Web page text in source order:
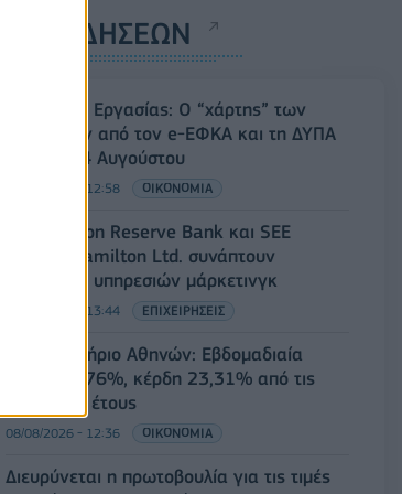
ΡΟΗ ΕΙΔΗΣΕΩΝ
Υπουργείο Εργασίας: Ο “χάρτης” των
πληρωμών από τον e-ΕΦΚΑ και τη ΔΥΠΑ
έως τις 14 Αυγούστου
08/08/2026 - 12:58 ΟΙΚΟΝΟΜΙΑ
Οι Hamilton Reserve Bank και SEE
Capital Hamilton Ltd. συνάπτουν
συμφωνία υπηρεσιών μάρκετινγκ
08/08/2026 - 13:44 ΕΠΙΧΕΙΡΗΣΕΙΣ
Χρηματιστήριο Αθηνών: Εβδομαδιαία
άνοδος 1,76%, κέρδη 23,31% από τις
αρχές του έτους
08/08/2026 - 12:36 ΟΙΚΟΝΟΜΙΑ
Διευρύνεται η πρωτοβουλία για τις τιμές